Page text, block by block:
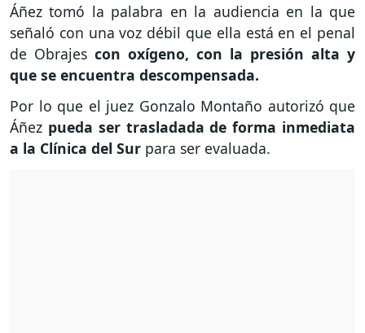
Áñez tomó la palabra en la audiencia en la que
señaló con una voz débil que ella está en el penal
de Obrajes con oxígeno, con la presión alta y
que se encuentra descompensada.
Por lo que el juez Gonzalo Montaño autorizó que
Áñez pueda ser trasladada de forma inmediata
a la Clínica del Sur para ser evaluada.